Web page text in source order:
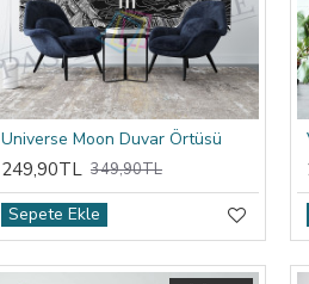
Universe Moon Duvar Örtüsü
249,90TL 349,90TL
Sepete Ekle